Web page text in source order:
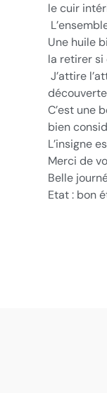
le cuir
Une huile
la retirer si
J’attire
C’est une
bien
L’insigne
Merci de
Belle
Etat : bon